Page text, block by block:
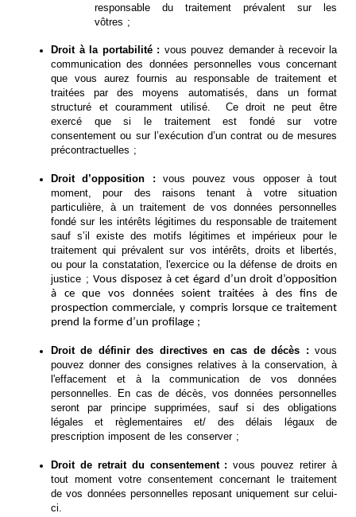
responsable du traitement prévalent sur les
vôtres ;
Droit à la portabilité : vous pouvez demander à recevoir la
communication des données personnelles vous concernant
que vous aurez fournis au responsable de traitement et
traitées par des moyens automatisés, dans un format
structuré et couramment utilisé. Ce droit ne peut être
exercé que si le traitement est fondé sur votre
consentement ou sur l’exécution d’un contrat ou de mesures
précontractuelles ;
Droit d’opposition : vous pouvez vous opposer à tout
moment, pour des raisons tenant à votre situation
particulière, à un traitement de vos données personnelles
fondé sur les intérêts légitimes du responsable de traitement
sauf s’il existe des motifs légitimes et impérieux pour le
traitement qui prévalent sur vos intérêts, droits et libertés,
ou pour la constatation, l'exercice ou la défense de droits en
justice ;Vous disposez à cet égard d’un droit d’opposition
à ce que vos données soient traitées à des fins de
prospection commerciale, y compris lorsque ce traitement
prend la forme d’un profilage ;
Droit de définir des directives en cas de décès : vous
pouvez donner des consignes relatives à la conservation, à
l'effacement et à la communication de vos données
personnelles. En cas de décès, vos données personnelles
seront par principe supprimées, sauf si des obligations
légales et règlementaires et/ des délais légaux de
prescription imposent de les conserver ;
Droit de retrait du consentement :vous pouvez retirer à
tout moment votre consentement concernant le traitement
de vos données personnelles reposant uniquement sur celui-
ci.